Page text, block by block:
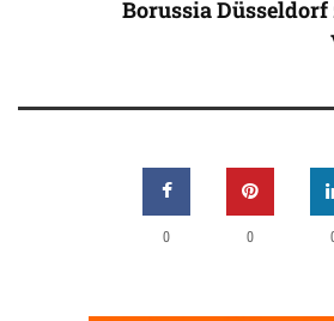
Borussia
0 0